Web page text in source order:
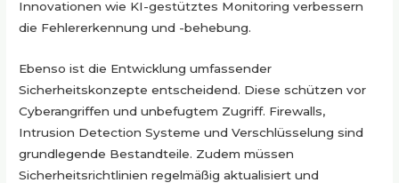
Innovationen wie KI-gestütztes Monitoring verbessern
die Fehlererkennung und -behebung.
Ebenso ist die Entwicklung umfassender
Sicherheitskonzepte entscheidend. Diese schützen vor
Cyberangriffen und unbefugtem Zugriff. Firewalls,
Intrusion Detection Systeme und Verschlüsselung sind
grundlegende Bestandteile. Zudem müssen
Sicherheitsrichtlinien regelmäßig aktualisiert und